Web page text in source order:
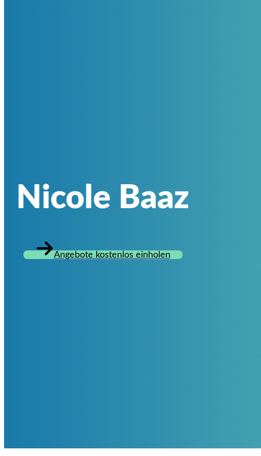
Nicole Baaz
Angebote kostenlos einholen